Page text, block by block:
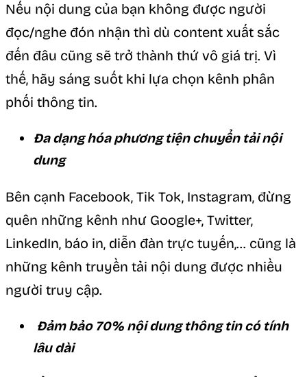
Nếu nội dung của bạn không được người
đọc/nghe đón nhận thì dù content xuất sắc
đến đâu cũng sẽ trở thành thứ vô giá trị. Vì
thế, hãy sáng suốt khi lựa chọn kênh phân
phối thông tin.
Đa dạng hóa phương tiện chuyển tải nội
dung
Bên cạnh Facebook, Tik Tok, Instagram, đừng
quên những kênh như Google+, Twitter,
LinkedIn, báo in, diễn đàn trực tuyến,… cũng là
những kênh truyền tải nội dung được nhiều
người truy cập.
Đảm bảo 70% nội dung thông tin có tính
lâu dài